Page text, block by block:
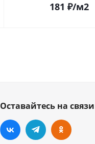
181 ₽/м2
Оставайтесь на связи